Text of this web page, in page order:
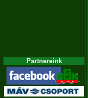
Partnereink